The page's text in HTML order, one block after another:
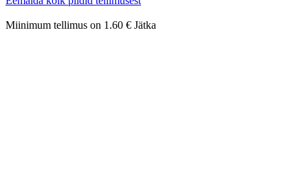
Miinimum tellimus on 1.60 € Jätka